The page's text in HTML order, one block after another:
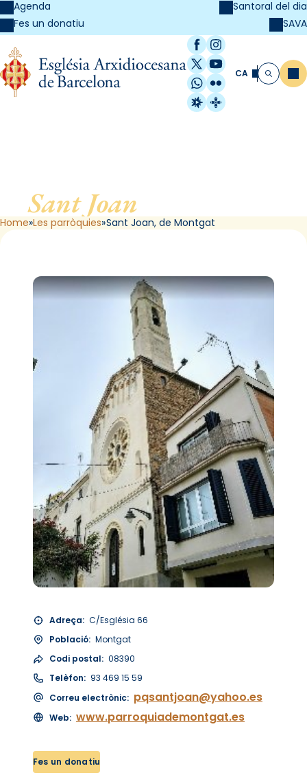
Agenda
Fes un donatiu
Santoral del dia
SAVA
Facebook
Instagram
X / Twitter
YouTube
WhatsApp
Flickr
Radio Estel
Catalunya
CA Cerca
Sant Joan
Home Les parròquies Sant Joan, de Montgat
Adreça: C/Església 66
Població: Montgat
Codi postal: 08390
Telèfon: 93 469 15 59
Correu electrònic: pqsantjoan@yahoo.es
Web: www.parroquiademontgat.es
Fes un donatiu